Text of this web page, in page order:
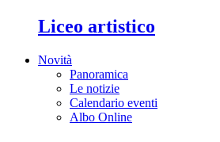
liceo artistico
Novità
Panoramica
Le notizie
Calendario eventi
Albo Online